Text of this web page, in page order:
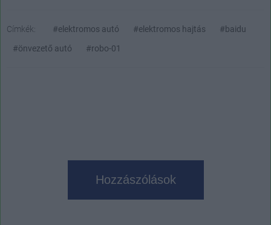
Címkék: #elektromos autó #elektromos hajtás
#baidu
#önvezető autó
#robo-01
Hozzászólások